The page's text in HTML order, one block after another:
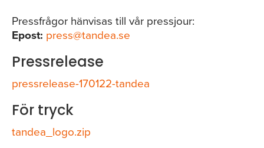
Pressfrågor hänvisas till vår pressjour:
Epost: press@tandea.se
Pressrelease
pressrelease-170122-tandea
För tryck
tandea_logo.zip